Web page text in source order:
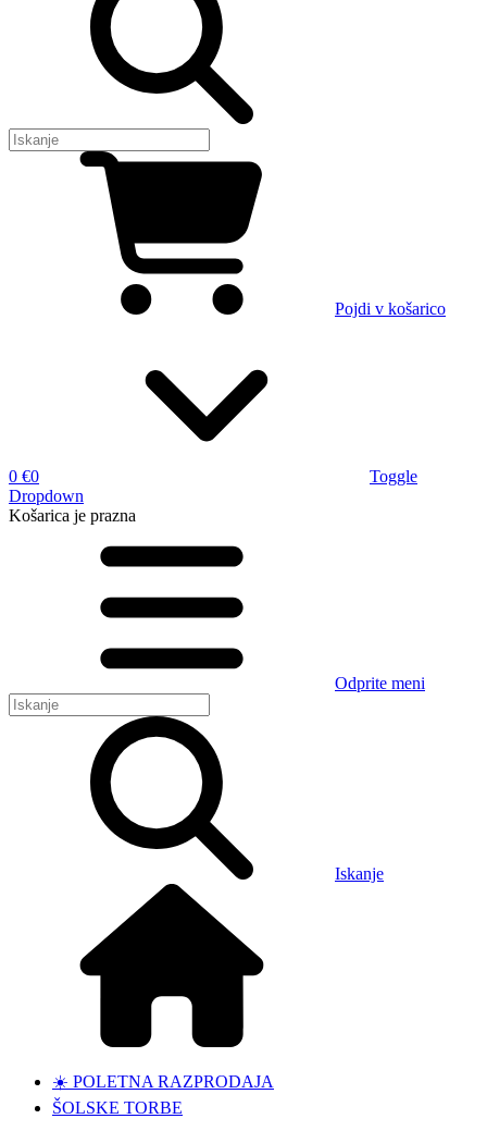
Pojdi v košarico
0 €0
Toggle
Dropdown
Košarica je prazna
Odprite meni
Iskanje
☀️ POLETNA RAZPRODAJA
ŠOLSKE TORBE